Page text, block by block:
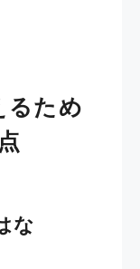
るため
な